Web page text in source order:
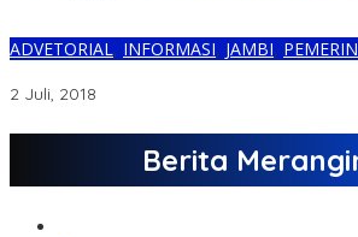
ADVETORIAL, INFORMASI, JAMBI,
2 Juli, 2018
Berita